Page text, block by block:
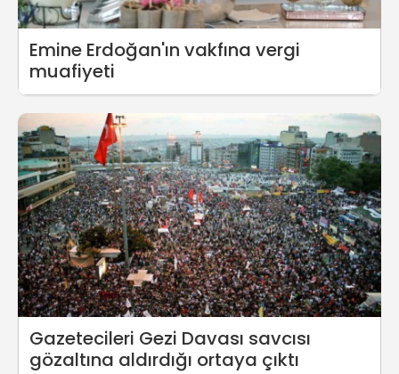
Emine Erdoğan'ın vakfına vergi
muafiyeti
Gazetecileri Gezi Davası savcısı
gözaltına aldırdığı ortaya çıktı